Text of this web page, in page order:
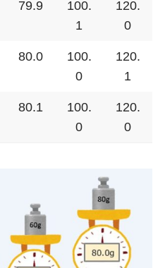
79.9
100.
1
120.
0
80.0
100.
0
120.
1
80.1
100.
0
120.
0